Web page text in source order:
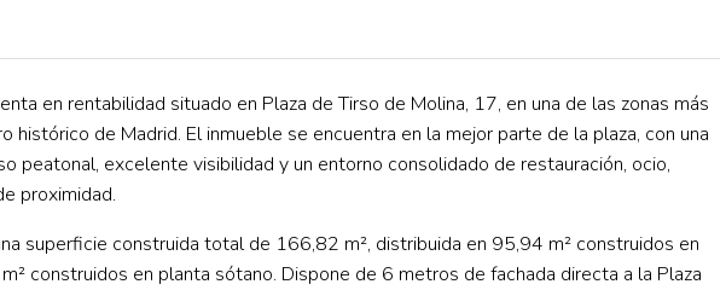
en rentabilidad situado en Plaza de Tirso de Molina, 17, en una de las zonas más
histórico de Madrid. El inmueble se encuentra en la mejor parte de la plaza, con una
peatonal, excelente visibilidad y un entorno consolidado de restauración, ocio,
proximidad.
superficie construida total de 166,82 m², distribuida en 95,94 m² construidos en
construidos en planta sótano. Dispone de 6 metros de fachada directa a la Plaza